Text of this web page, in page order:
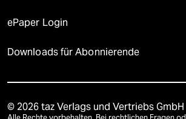
ePaper Login
Downloads für Abonnierende
© 2026 taz Verlags und Vertriebs GmbH